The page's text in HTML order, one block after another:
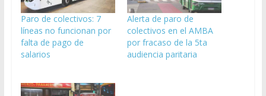
Paro de colectivos: 7
líneas no funcionan por
falta de pago de
salarios
Alerta de paro de
colectivos en el AMBA
por fracaso de la 5ta
audiencia paritaria